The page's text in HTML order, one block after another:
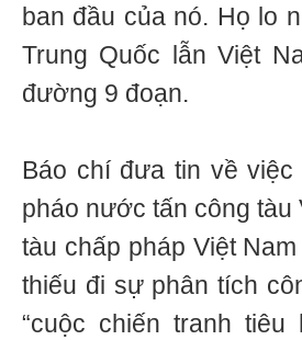
ban đầu của nó. Họ lo
Trung Quốc lẫn Việt
đường 9 đoạn.
Báo chí đưa tin về
pháo nước tấn công tàu
tàu chấp pháp Việt
thiếu đi sự phân tích
“cuộc chiến tranh